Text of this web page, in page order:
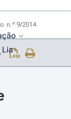
Lia